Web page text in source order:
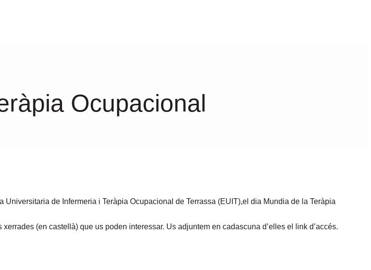
Ocupacional
de Infermeria i Teràpia Ocupacional de Terrassa (EUIT),el dia Mundia de la Teràpia
(en castellà) que us poden interessar. Us adjuntem en cadascuna d’elles el link d’accés.